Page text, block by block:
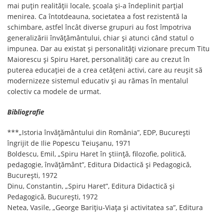
mai puțin realității locale, școala și-a îndeplinit parțial
menirea. Ca întotdeauna, societatea a fost rezistentă la
schimbare, astfel încât diverse grupuri au fost împotriva
generalizării învățământului, chiar și atunci când statul o
impunea. Dar au existat și personalități vizionare precum Titu
Maiorescu și Spiru Haret, personalități care au crezut în
puterea educației de a crea cetățeni activi, care au reușit să
modernizeze sistemul educativ și au rămas în mentalul
colectiv ca modele de urmat.
Bibliografie
***„Istoria învățământului din România”, EDP, București
îngrijit de Ilie Popescu Teiușanu, 1971
Boldescu, Emil, „Spiru Haret în știință, filozofie, politică,
pedagogie, învățământ”, Editura Didactică și Pedagogică,
București, 1972
Dinu, Constantin, „Spiru Haret”, Editura Didactică și
Pedagogică, București, 1972
Netea, Vasile, „George Barițiu-Viața și activitatea sa”, Editura